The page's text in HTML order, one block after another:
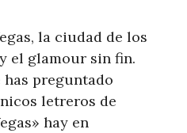
la ciudad de los
el glamour sin fin.
has preguntado
letreros de
hay en